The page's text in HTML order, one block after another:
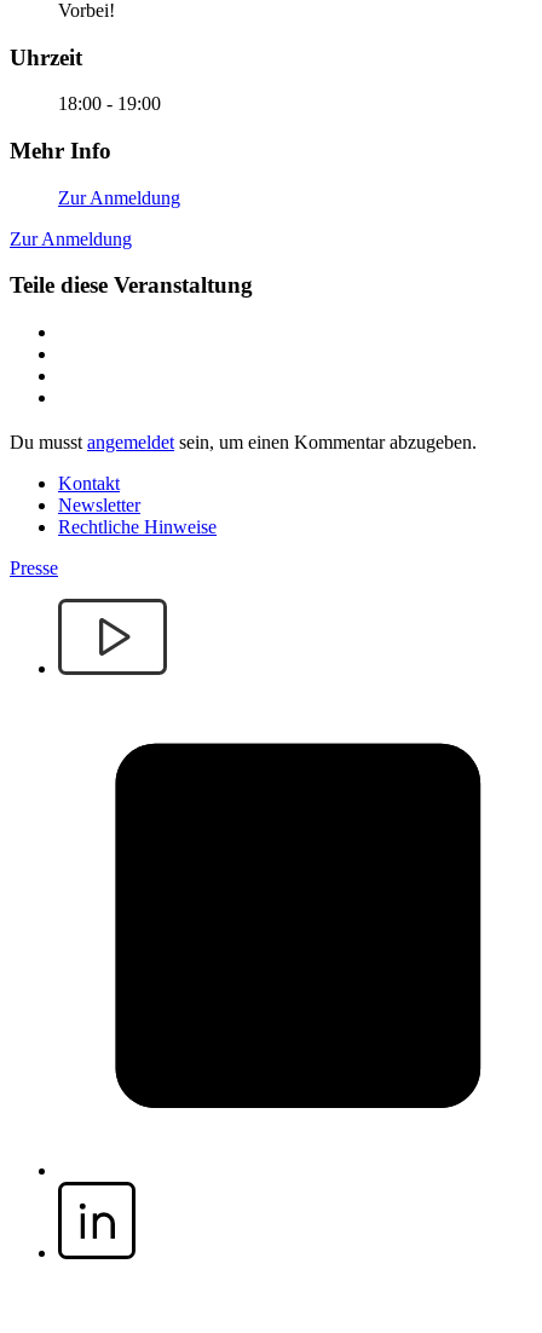
Vorbei!
Uhrzeit
18:00 - 19:00
Mehr Info
Zur Anmeldung
Zur Anmeldung
Teile diese Veranstaltung
Du musst angemeldet sein, um einen Kommentar abzugeben.
Kontakt
Newsletter
Rechtliche Hinweise
Presse